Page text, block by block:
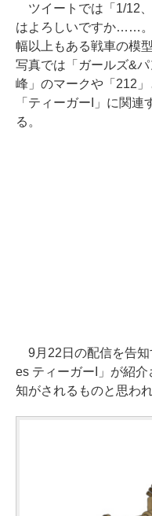
ツイートでは「1/12
はよろしいですか……
幅以上もある戦車の模
写真では「ガールズ&
峰」のマークや「212
「ティーガーI」に関
る。
9月22日の配信を告知
es ティーガーI」が紹
知がされるものと思われ